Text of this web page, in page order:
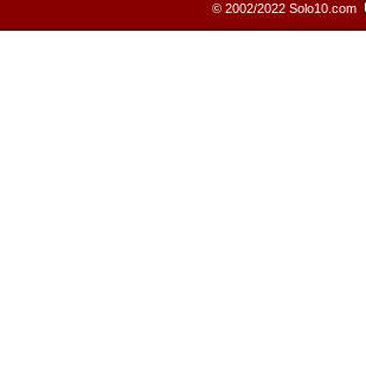
© 2002/2022 Solo10.com